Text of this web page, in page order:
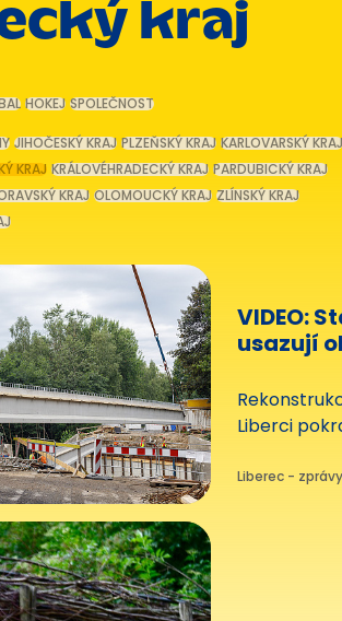
kraj
HOKEJ SPOLEČNOST
JIHOČESKÝ KRAJ PLZEŇSKÝ KRAJ KARLOVARSKÝ KRAJ
KRAJ KRÁLOVÉHRADECKÝ KRAJ PARDUBICKÝ KRAJ
KRAJ OLOMOUCKÝ KRAJ ZLÍNSKÝ KRAJ
VIDEO:
usazují
Liberci
nosníků.
Liberec -